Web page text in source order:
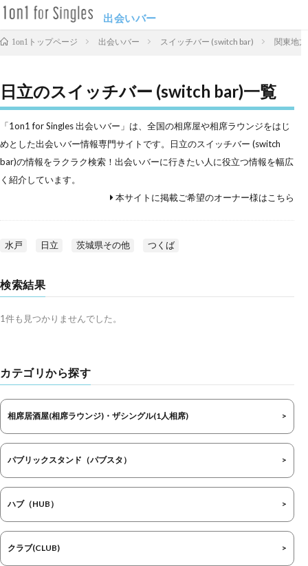
出会いバー
1on1トップページ 出会いバー スイッチバー (switch bar) 関東地方
日立のスイッチバー (switch bar)一覧
「1on1 for Singles 出会いバー」は、全国の相席屋や相席ラウンジをはじ
めとした出会いバー情報専門サイトです。日立のスイッチバー (switch
bar)の情報をラクラク検索！出会いバーに行きたい人に役立つ情報を幅広
く紹介しています。
本サイトに掲載ご希望のオーナー様はこちら
水戸 日立 茨城県その他 つくば
検索結果
1件も見つかりませんでした。
カテゴリから探す
相席居酒屋(相席ラウンジ)・ザシングル(1人相席)
パブリックスタンド（パブスタ）
ハブ（HUB）
クラブ(CLUB)